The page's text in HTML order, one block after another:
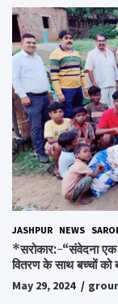
JASHPUR NEWS
*सरोकार:-“संवेदना एक
वितरण के साथ बच्चों
अपनों को पाकर भाव
किया गया
May 29, 2024